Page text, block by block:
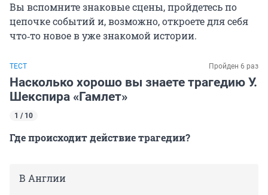
Вы вспомните знаковые сцены, пройдетесь по
цепочке событий и, возможно, откроете для себя
что‑то новое в уже знакомой истории.
ТЕСТ Пройден 6 раз
Насколько хорошо вы знаете трагедию У.
Шекспира «Гамлет»
1 / 10
Где происходит действие трагедии?
В Англии